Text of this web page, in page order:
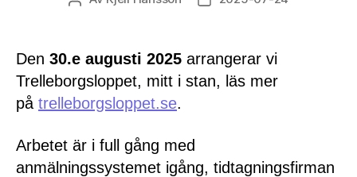
Den 30.e augusti 2025 arrangerar vi
Trelleborgsloppet, mitt i stan, läs mer
på trelleborgsloppet.se.
Arbetet är i full gång med
anmälningssystemet igång, tidtagningsfirman